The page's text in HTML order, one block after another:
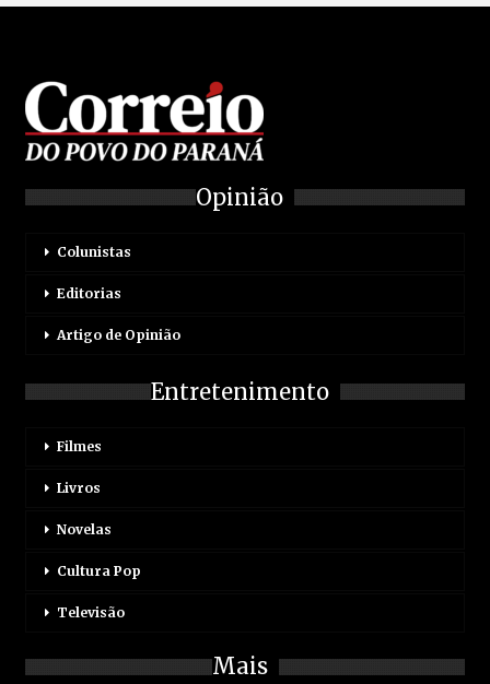
Opinião
Colunistas
Editorias
Artigo de Opinião
Entretenimento
Filmes
Livros
Novelas
Cultura Pop
Televisão
Mais